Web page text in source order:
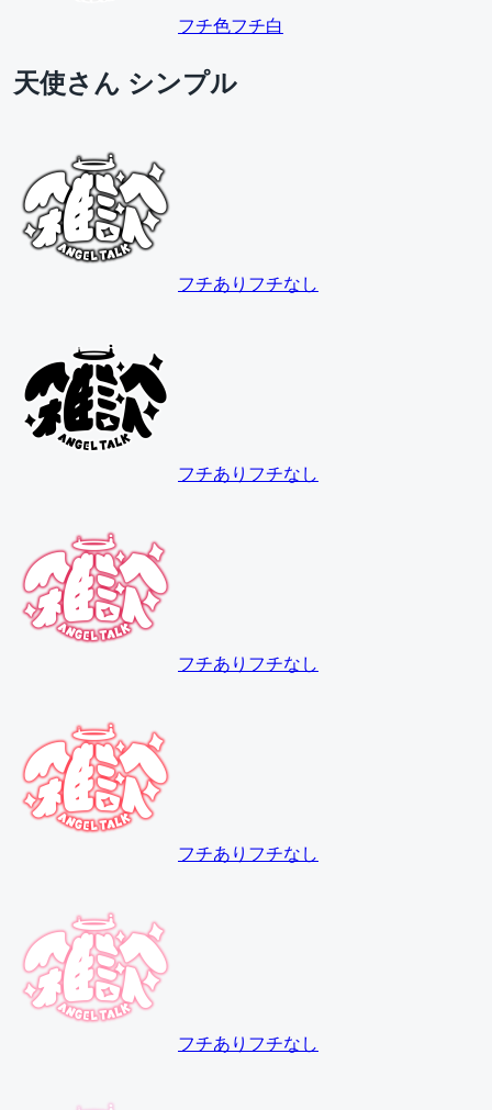
フチ色フチ白
天使さん シンプル
フチあり フチなし
フチあり フチなし
フチあり フチなし
フチあり フチなし
フチあり フチなし